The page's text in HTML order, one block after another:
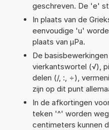
geschreven. De 'e'
In plaats van de
eenvoudige 'u'
plaats van µPa.
De
vierkantswortel (√),
delen (/, :, ÷),
zijn op dit punt
In de afkortingen
teken '^' worden
centimeters kunnen